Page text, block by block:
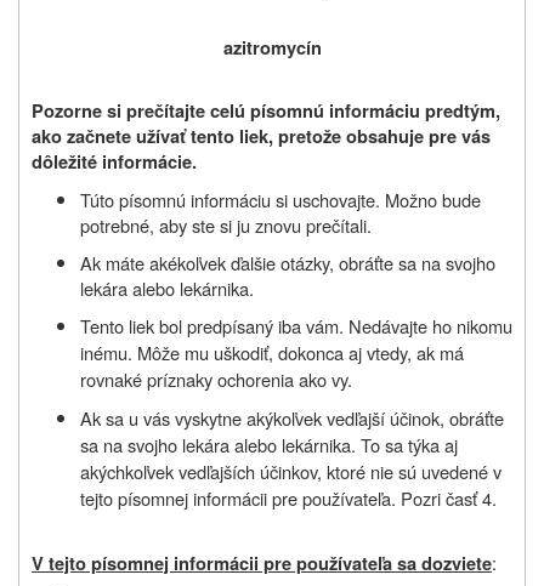
azitromycín
Pozorne si prečítajte celú písomnú informáciu predtým,
ako začnete užívaťtento liek, pretože obsahuje pre vás
dôležité informácie.
Túto písomnú informáciu si uschovajte. Možno bude
potrebné, aby ste si ju znovu prečítali.
Ak máte akékoľvek ďalšie otázky, obráťte sa na svojho
lekára alebo lekárnika.
Tento liek bol predpísaný iba vám. Nedávajte ho nikomu
inému. Môže mu uškodiť, dokonca aj vtedy, ak má
rovnaké príznaky ochorenia ako vy.
Ak sa u vás vyskytne akýkoľvek vedľajší účinok, obráťte
sa na svojho lekára alebo lekárnika. To sa týka aj
akýchkoľvek vedľajších účinkov, ktoré nie sú uvedené v
tejto písomnej informácii pre používateľa. Pozri časť 4.
V tejto písomnej informácii pre používateľa sa dozviete: